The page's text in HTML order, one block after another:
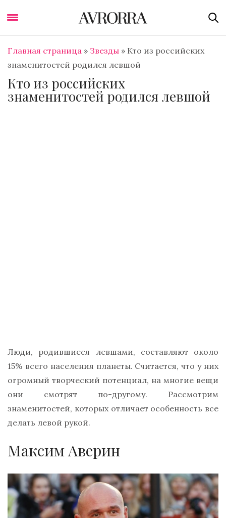
Главная страница » Звезды » Кто из российских
знаменитостей родился левшой
Кто из российских
знаменитостей родился левшой
Люди, родившиеся левшами, составляют около
15% всего населения планеты. Считается, что у них
огромный творческий потенциал, на многие вещи
они смотрят по-другому. Рассмотрим
знаменитостей, которых отличает особенность все
делать левой рукой.
Максим Аверин